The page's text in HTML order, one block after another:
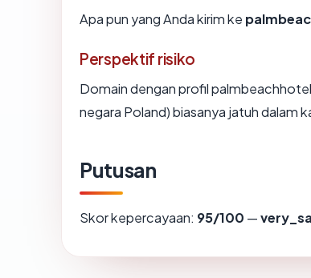
Apa pun yang Anda kirim ke
Perspektif risiko
Domain dengan profil
negara Poland) biasanya jatuh dalam
Putusan
Skor kepercayaan: 95/100 —